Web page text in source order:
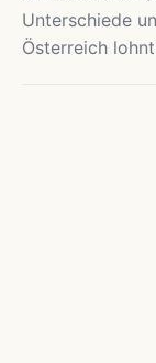
Unterschiede
Österreich